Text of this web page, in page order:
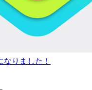
りました！